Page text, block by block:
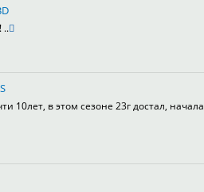
..
10лет, в этом сезоне 23г достал, начала